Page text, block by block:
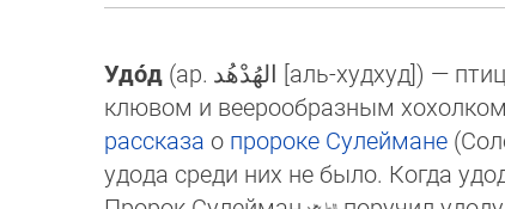
Удо́д (ар. الهُدْهُد [аль-худхуд]‎) —
клю­вом и веерообразным
рас­ска­за о пророке Сулеймане
удо­да среди них не было. Когда